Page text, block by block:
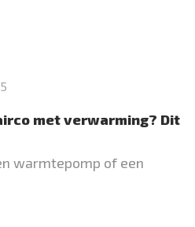
met verwarming? Dit
warmtepomp of een